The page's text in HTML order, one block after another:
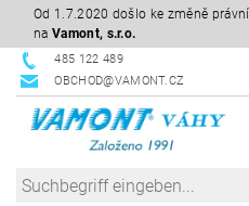
Od 1.7.2020 došlo ke změně
na Vamont, s.r.o.
485 122 489
OBCHOD@VAMONT.CZ